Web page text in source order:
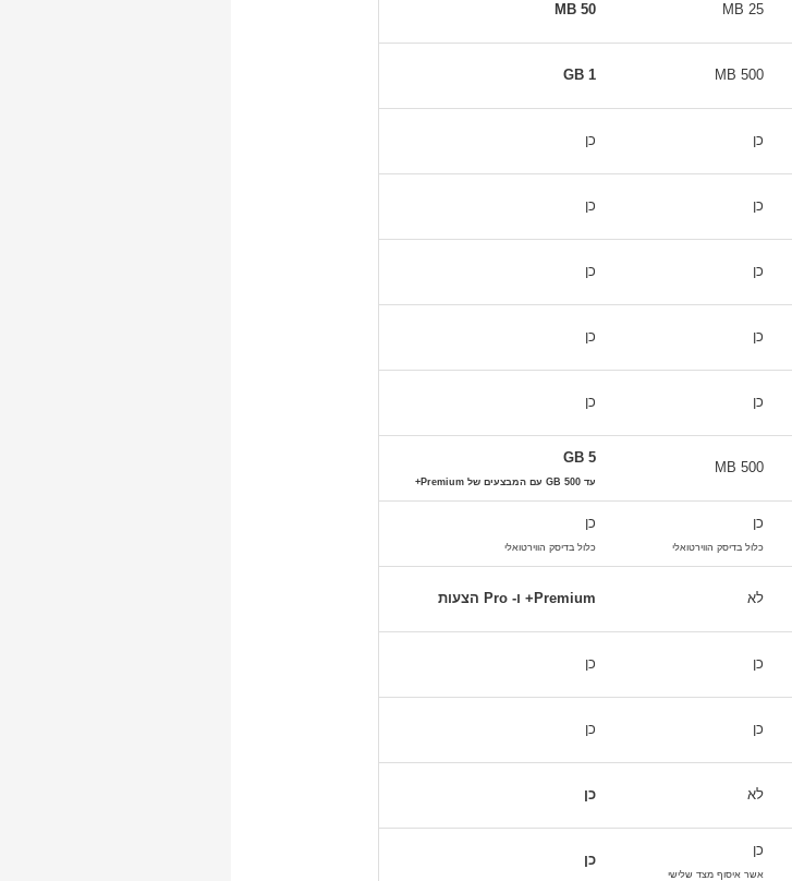
25 MB
50 MB
500 MB
1 GB
כן כן
כן כן
כן כן
כן כן
כן כן
500 MB
5 GB
עד 500 GB עם המבצעים של Premium+
כן
כלול בדיסק הווירטואלי
כן
כלול בדיסק הווירטואלי
לא Premium+ ו- Pro הצעות
כן כן
כן כן
לא כן
כן
אשר איסוף מצד שלישי
כן